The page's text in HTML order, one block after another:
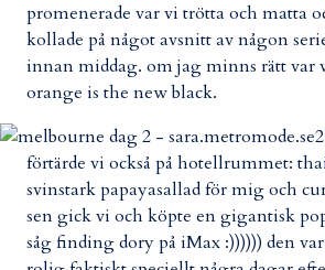
promenerade var vi trötta och matta
kollade på något avsnitt av någon
innan middag. om jag minns rätt var
orange is the new black.
förtärde vi också på hotellrummet:
svinstark papayasallad för mig och
sen gick vi och köpte en gigantisk
såg finding dory på iMax :)))))) den